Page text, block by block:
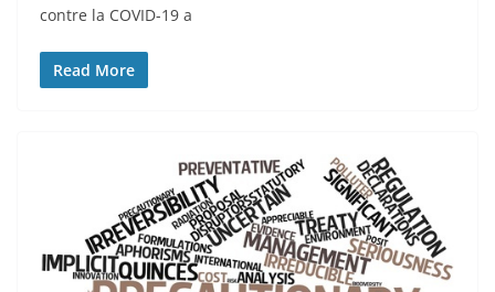
contre la COVID-19 a
Read More